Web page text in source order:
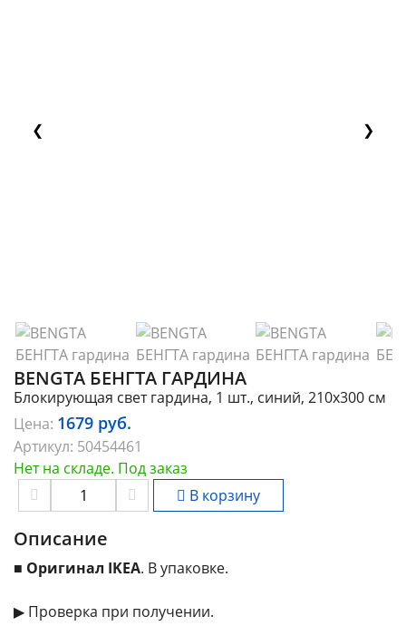
❮ ❯
BENGTA БЕНГТА ГАРДИНА
Блокирующая свет гардина, 1 шт., синий, 210x300 см
Цена: 1679 руб.
Артикул: 50454461
Нет на складе. Под заказ
В корзину
Описание
■ Оригинал IKEA. В упаковке.
▶ Проверка при получении.